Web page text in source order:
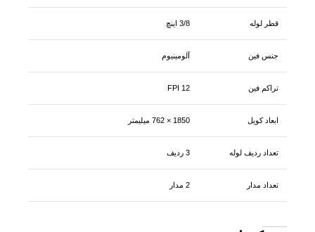
قطر لوله 3/8 اینچ
جنس فین آلومینیوم
تراکم فین 12 FPI
ابعاد کویل 1850 × 762 میلیمتر
تعداد ردیف لوله 3 ردیف
تعداد مدار 2 مدار